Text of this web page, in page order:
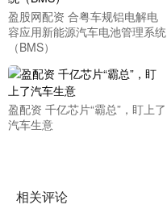
盈股网配资 合粤车规铝电解电
容应用新能源汽车电池管理系统
（BMS）
盈配资 千亿芯片“霸总”，盯上了
汽车生意
相关评论